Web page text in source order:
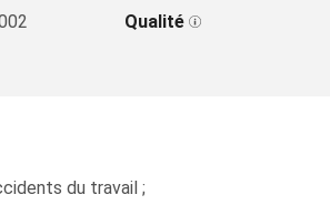
Qualité
du travail ;